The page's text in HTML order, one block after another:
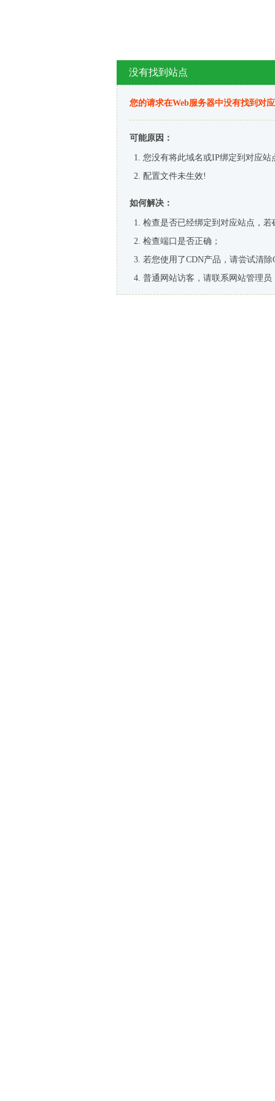
没有找到站点
您的请求在Web服务器中没有找到对
可能原因：
您没有将此域名或IP绑定到对应站
配置文件未生效!
如何解决：
检查是否已经绑定到对应站点，
检查端口是否正确；
若您使用了CDN产品，请尝试清除
普通网站访客，请联系网站管理员